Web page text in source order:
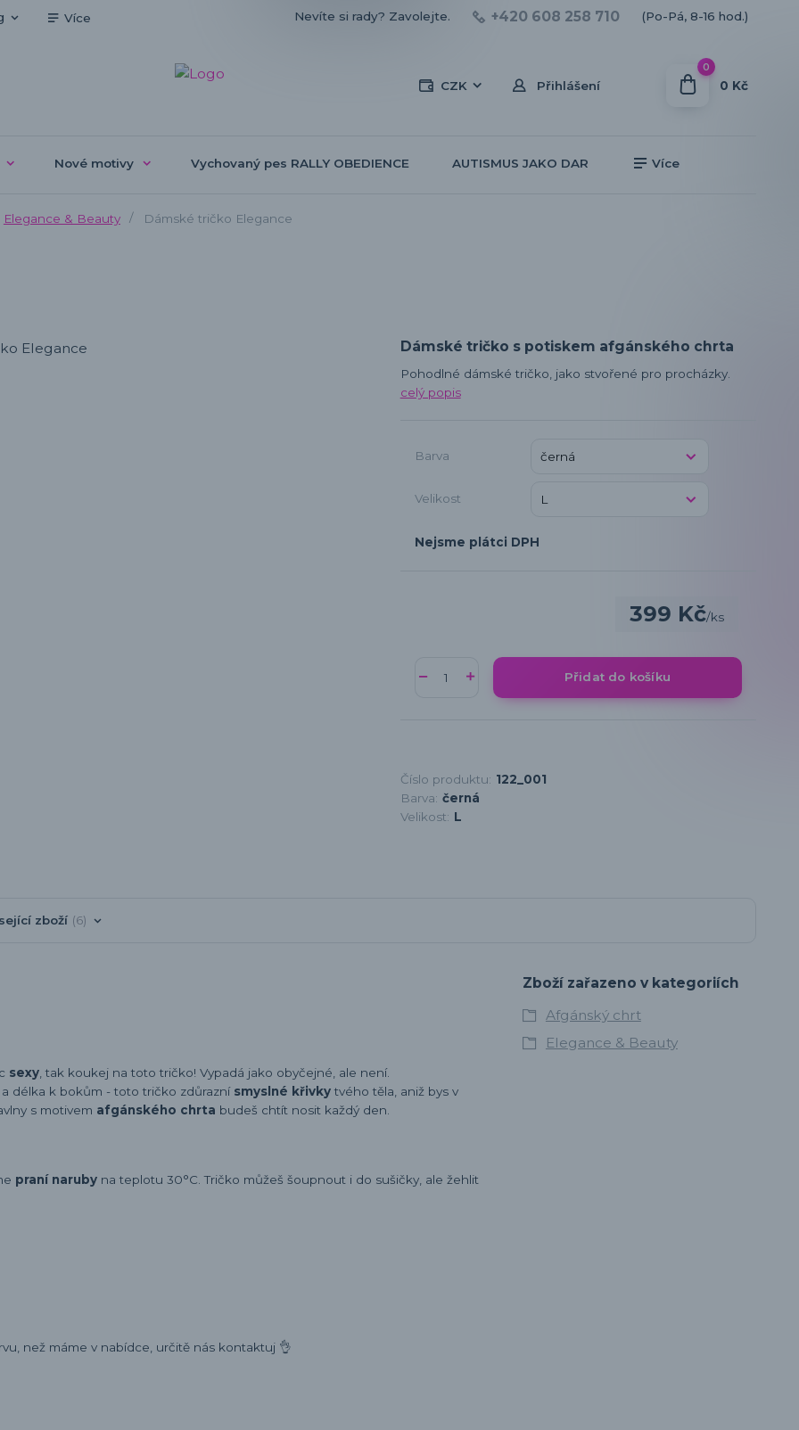
Více
CZK Přihlášení
Nevíte si rady? Zavolejte. +420 608 258 710 (Po-Pá, 8-16 hod.)
0
0 Kč
Nové motivy Vychovaný pes RALLY OBEDIENCE AUTISMUS JAKO DAR Více
Elegance & Beauty Dámské tričko Elegance
Dámské tričko s potiskem afgánského chrta
Pohodlné dámské tričko, jako stvořené pro procházky.
celý popis
Barva
Velikost
Nejsme plátci DPH
399 Kč/ks
Přidat do košíku
Číslo produktu: 122_001
Barva: černá
Velikost: L
zboží 6
sexy , tak koukej na toto tričko! Vypadá jako obyčejné, ale není.
délka k bokům - toto tričko zdůrazní smyslné křivky tvého těla, aniž bys v
s motivem afgánského chrta budeš chtít nosit každý den.
praní naruby na teplotu 30°C. Tričko můžeš šoupnout i do sušičky, ale žehlit
než máme v nabídce, určitě nás kontaktuj 👌
Zboží zařazeno v kategoriích
Afgánský chrt
Elegance & Beauty